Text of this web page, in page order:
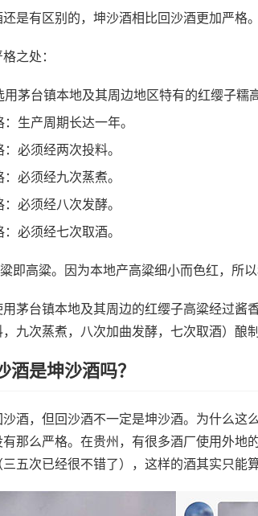
是有区别的，坤沙酒相比回沙酒更加严格。
之处：
茅台镇本地及其周边地区特有的红缨子糯高
生产周期长达一年。
必须经两次投料。
必须经九次蒸煮。
必须经八次发酵。
必须经七次取酒。
即高粱。因为本地产高粱细小而色红，所以
茅台镇本地及其周边的红缨子高粱经过酱
九次蒸煮，八次加曲发酵，七次取酒）酿
酒是坤沙酒吗？
酒，但回沙酒不一定是坤沙酒。为什么这
那么严格。在贵州，有很多酒厂使用外地
五次已经很不错了），这样的酒其实只能算